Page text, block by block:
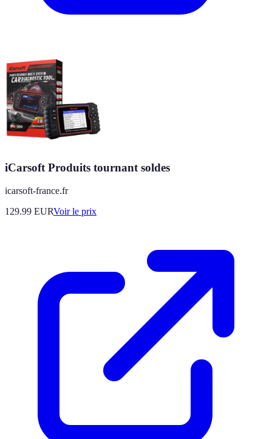
iCarsoft Produits tournant soldes
icarsoft-france.fr
129.99 EURVoir le prix